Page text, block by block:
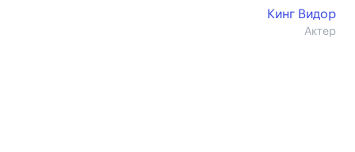
Кинг Видор
Актер